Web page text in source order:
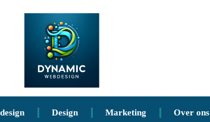
Design Marketing Over ons